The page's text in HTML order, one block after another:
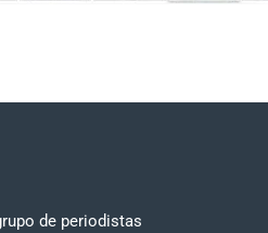
de periodistas